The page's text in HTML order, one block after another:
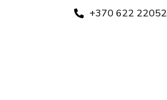
+370 622 22052